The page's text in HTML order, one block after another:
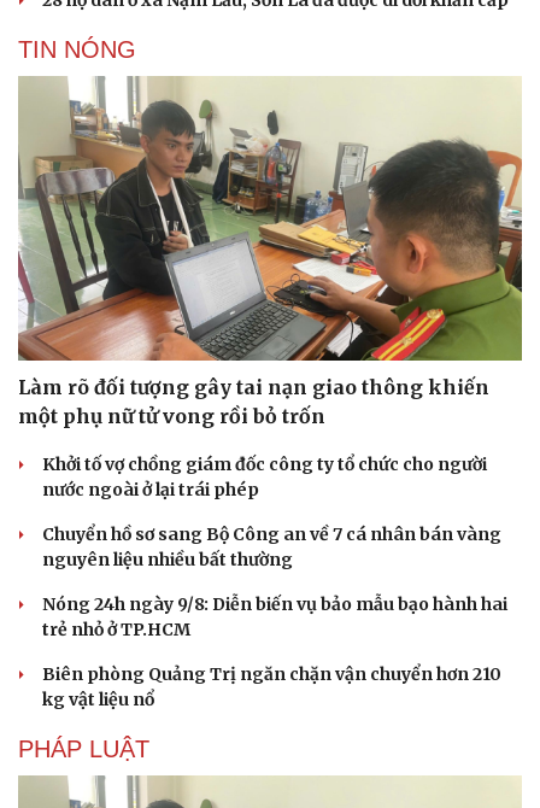
TIN NÓNG
Làm rõ đối tượng gây tai nạn giao thông khiến
một phụ nữ tử vong rồi bỏ trốn
Khởi tố vợ chồng giám đốc công ty tổ chức cho người
nước ngoài ở lại trái phép
Chuyển hồ sơ sang Bộ Công an về 7 cá nhân bán vàng
nguyên liệu nhiều bất thường
Nóng 24h ngày 9/8: Diễn biến vụ bảo mẫu bạo hành hai
trẻ nhỏ ở TP.HCM
Biên phòng Quảng Trị ngăn chặn vận chuyển hơn 210
kg vật liệu nổ
PHÁP LUẬT